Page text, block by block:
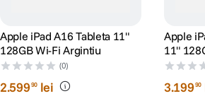
Apple iPad A16 Tableta 11"
128GB Wi-Fi Argintiu
(0)
2.59990 lei
Apple
11"
3.19990